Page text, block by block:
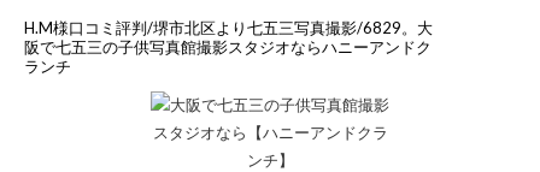
H.M様口コミ評判/堺市北区より七五三写真撮影/6829。大
阪で七五三の子供写真館撮影スタジオならハニーアンドク
ランチ